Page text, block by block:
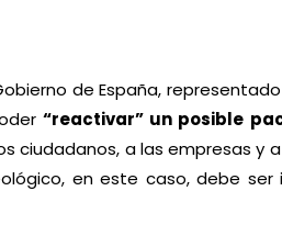
de España,
“reactivar” un posible
ciudadanos, a las empresas y
en este caso, debe